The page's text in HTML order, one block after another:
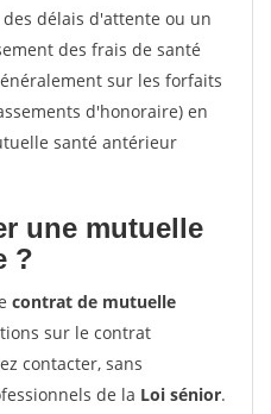
délais d'attente ou un
des frais de santé
sur les forfaits
d'honoraire) en
santé antérieur
une mutuelle
?
contrat de mutuelle
sur le contrat
contacter, sans
de la Loi sénior.